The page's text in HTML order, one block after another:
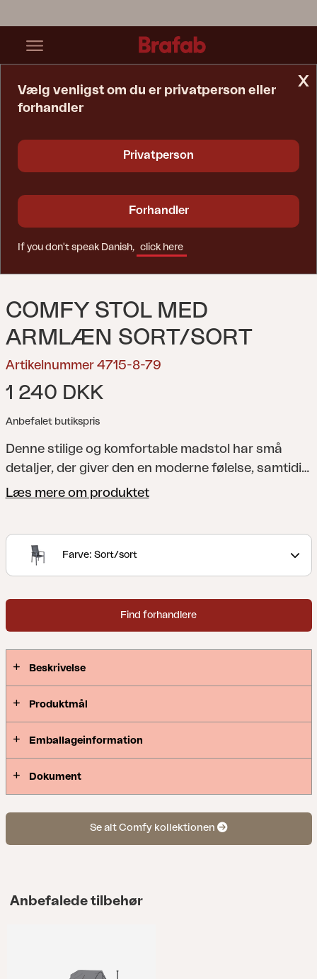
COMFY STOL MED
ARMLÆN SORT/SORT
Artikelnummer 4715-8-79
1 240 DKK
Anbefalet butikspris
Denne stilige og komfortable madstol har små
detaljer, der giver den en moderne følelse, samtidig
med at den bevarer sin tidløse charme. Det høje
konturer og opfordrer dig til at sidde og slappe af i
længere tid. For ekstra komfort, kombiner den med
Læs mere om produktet
Farve: Sort/sort
Find forhandlere
Beskrivelse
Produktmål
Emballageinformation
Dokument
Se alt Comfy kollektionen
Anbefalede tilbehør
x
Vælg venligst om du er privatperson eller
forhandler
Privatperson
Forhandler
If you don't speak Danish, click here